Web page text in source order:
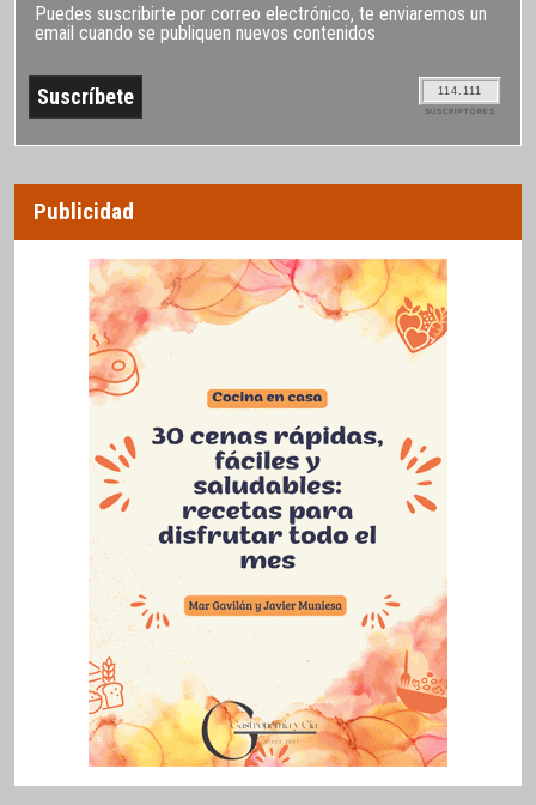
Puedes suscribirte por correo electrónico, te enviaremos un
email cuando se publiquen nuevos contenidos
114.111
SUSCRIPTORES
Publicidad